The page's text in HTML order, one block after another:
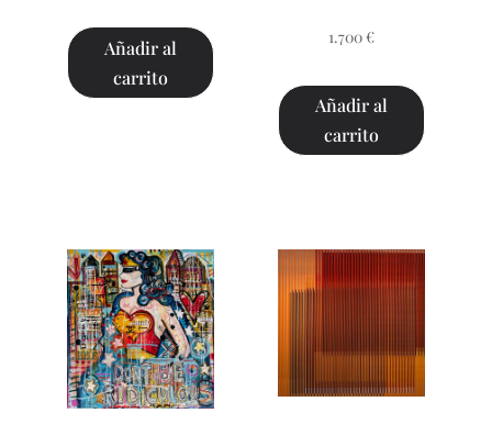
Añadir al
carrito
1.700 €
Añadir al
carrito